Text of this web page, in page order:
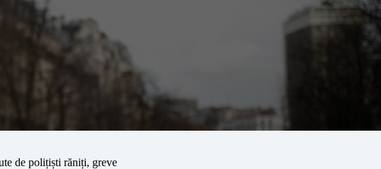
de polițiști răniți, greve